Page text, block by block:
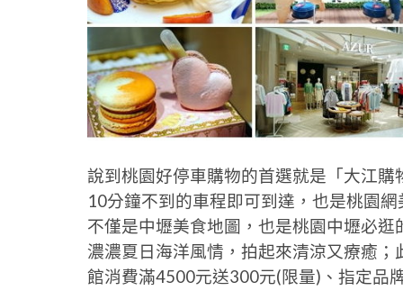
說到桃園好停車購物的首選就是「大江
10分鐘不到的車程即可到達，也是桃園
不僅是中壢美食地圖，也是桃園中壢必
濃濃夏日海洋風情，拍起來清涼又療癒
館消費滿4500元送300元(限量)、指定